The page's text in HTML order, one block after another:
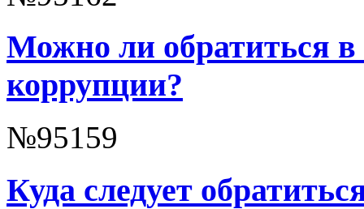
Можно ли обратиться в
коррупции?
№95159
Куда следует